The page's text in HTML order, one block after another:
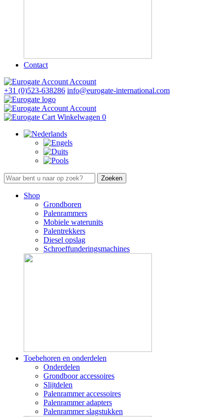
Contact
Account
+31 (0)523-638286 info@eurogate-international.com
Account
Winkelwagen 0
Shop
Grondboren
Palenrammers
Mobiele waterunits
Palentrekkers
Diesel opslag
Schroeffunderingsmachines
Toebehoren en onderdelen
Onderdelen
Grondboor accessoires
Slijtdelen
Palenrammer accessoires
Palenrammer adapters
Palenrammer slagstukken